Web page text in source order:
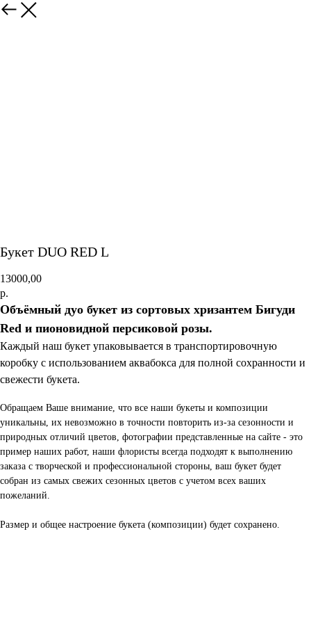
Букет DUO RED L
13000,00
р.
Объёмный дуо букет из сортовых хризантем Бигуди
Red и пионовидной персиковой розы.
Каждый наш букет упаковывается в транспортировочную
коробку с использованием аквабокса для полной сохранности и
свежести букета.
Обращаем Ваше внимание, что все наши букеты и композиции
уникальны, их невозможно в точности повторить из-за сезонности и
природных отличий цветов, фотографии представленные на сайте - это
пример наших работ, наши флористы всегда подходят к выполнению
заказа с творческой и профессиональной стороны, ваш букет будет
собран из самых свежих сезонных цветов с учетом всех ваших
пожеланий.
Размер и общее настроение букета (композиции) будет сохранено.